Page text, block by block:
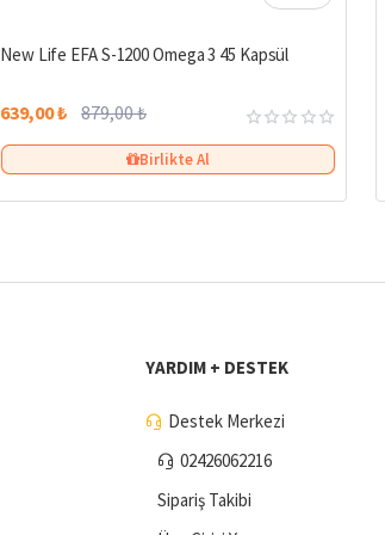
New Life EFA S-1200 Omega 3 45 Kapsül
639,00 ₺ 879,00 ₺
Birlikte Al
YARDIM + DESTEK
Destek Merkezi
02426062216
Sipariş Takibi